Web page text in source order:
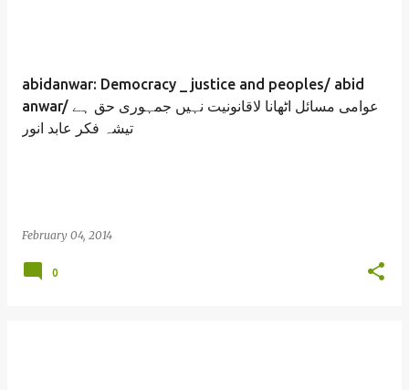
abidanwar: Democracy _ justice and peoples/ abid
anwar/ عوامی مسائل اٹھانا لاقانونیت نہیں جمہوری حق ہے
تیشہ فکر عابد انور
February 04, 2014
0